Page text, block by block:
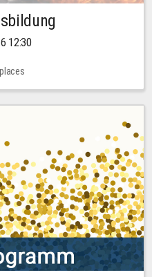
12:30